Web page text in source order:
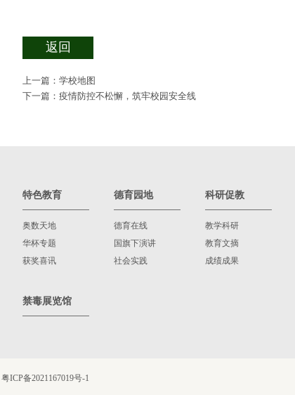
返回
上一篇： 学校地图
下一篇： 疫情防控不松懈，筑牢校园安全线
特色教育
奥数天地
华杯专题
获奖喜讯
德育园地
德育在线
国旗下演讲
社会实践
科研促教
教学科研
教育文摘
成绩成果
禁毒展览馆
粤ICP备2021167019号-1